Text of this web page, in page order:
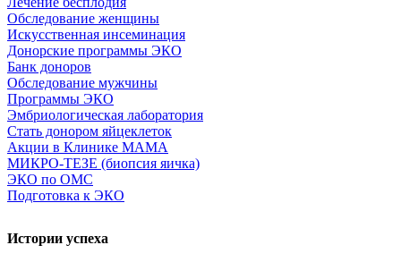
Обследование женщины
Искусственная инсеминация
Донорские программы ЭКО
Банк доноров
Обследование мужчины
Программы ЭКО
Эмбриологическая лаборатория
Стать донором яйцеклеток
Акции в Клинике МАМА
МИКРО-ТЕЗЕ (биопсия яичка)
ЭКО по ОМС
Подготовка к ЭКО
Истории успеха